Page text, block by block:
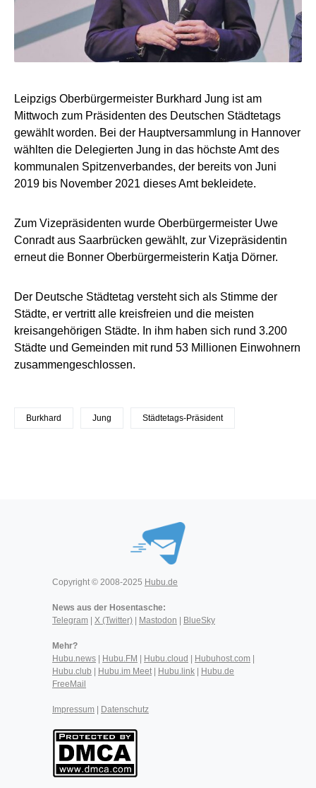
Leipzigs Oberbürgermeister Burkhard Jung ist am
Mittwoch zum Präsidenten des Deutschen Städtetags
gewählt worden. Bei der Hauptversammlung in Hannover
wählten die Delegierten Jung in das höchste Amt des
kommunalen Spitzenverbandes, der bereits von Juni
2019 bis November 2021 dieses Amt bekleidete.
Zum Vizepräsidenten wurde Oberbürgermeister Uwe
Conradt aus Saarbrücken gewählt, zur Vizepräsidentin
erneut die Bonner Oberbürgermeisterin Katja Dörner.
Der Deutsche Städtetag versteht sich als Stimme der
Städte, er vertritt alle kreisfreien und die meisten
kreisangehörigen Städte. In ihm haben sich rund 3.200
Städte und Gemeinden mit rund 53 Millionen Einwohnern
zusammengeschlossen.
Burkhard Jung Städtetags-Präsident
Copyright © 2008-2025 Hubu.de
News aus der Hosentasche:
Telegram
X (Twitter) Mastodon BlueSky
Mehr?
Hubu.news
Hubu.FM Hubu.cloud Hubuhost.com
Hubu.club
Hubu.im Meet| Hubu.link
Hubu.de
FreeMail
Impressum Datenschutz